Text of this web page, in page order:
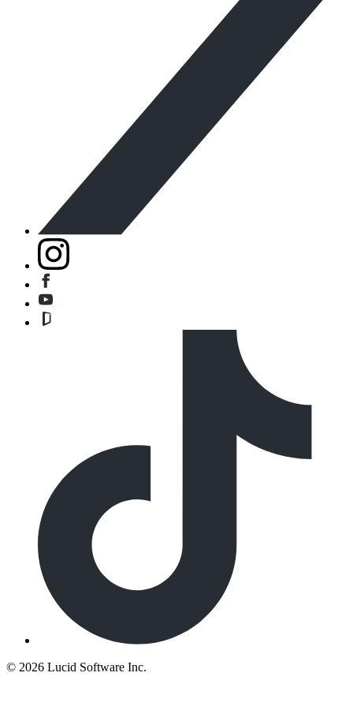
© 2026 Lucid Software Inc.